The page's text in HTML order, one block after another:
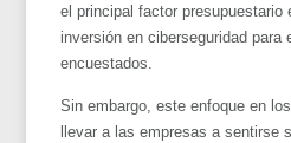
el principal factor presupuestario
inversión en ciberseguridad para
encuestados.
Sin embargo, este enfoque en
llevar a las empresas a sentirse